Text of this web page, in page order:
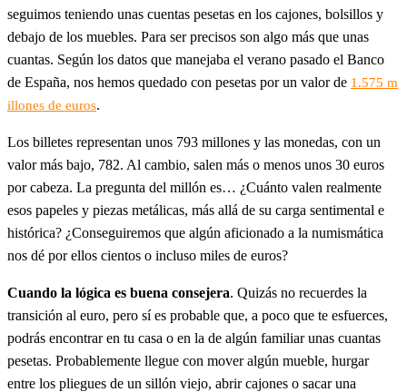
seguimos teniendo unas cuentas pesetas en los cajones, bolsillos y
debajo de los muebles. Para ser precisos son algo más que unas
cuantas. Según los datos que manejaba el verano pasado el Banco
de España, nos hemos quedado con pesetas por un valor de 1.575 m
illones de euros.
Los billetes representan unos 793 millones y las monedas, con un
valor más bajo, 782. Al cambio, salen más o menos unos 30 euros
por cabeza. La pregunta del millón es… ¿Cuánto valen realmente
esos papeles y piezas metálicas, más allá de su carga sentimental e
histórica? ¿Conseguiremos que algún aficionado a la numismática
nos dé por ellos cientos o incluso miles de euros?
Cuando la lógica es buena consejera. Quizás no recuerdes la
transición al euro, pero sí es probable que, a poco que te esfuerces,
podrás encontrar en tu casa o en la de algún familiar unas cuantas
pesetas. Probablemente llegue con mover algún mueble, hurgar
entre los pliegues de un sillón viejo, abrir cajones o sacar una